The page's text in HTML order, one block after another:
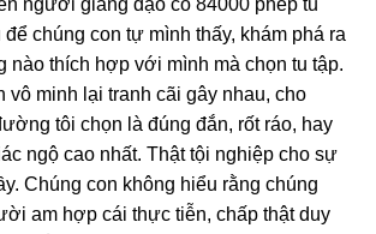
người giảng đạo có 84000 phép tu
để chúng con tự mình thấy, khám phá ra
nào thích hợp với mình mà chọn tu tập.
vô minh lại tranh cãi gây nhau, cho
tôi chọn là đúng đắn, rốt ráo, hay
ngộ cao nhất. Thật tội nghiệp cho sự
Chúng con không hiểu rằng chúng
am hợp cái thực tiễn, chấp thật duy